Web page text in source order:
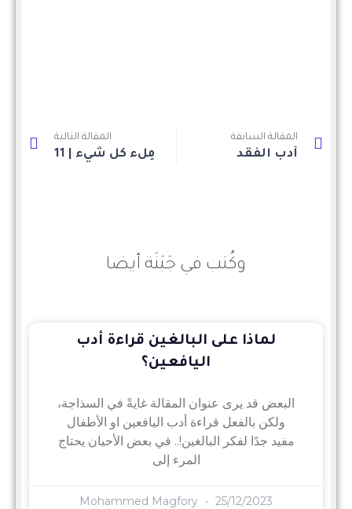
المقالة السابقة
أدب الفقد
المقالة التالية
مِلء كُل شيء | 11
وكُتب في جَبَنَة أيضا
لماذا على البالغين قراءة أدب
اليافعين؟
البعض قد يرى عنوان المقالة غايةً في السذاجة،
ولكن بالفعل قراءة أدب اليافعين او الأطفال
مفيد جدًا لفكر البالغين!.. في بعض الأحيان يحتاج
المرء إلى
Mohammed Magfory 25/12/2023